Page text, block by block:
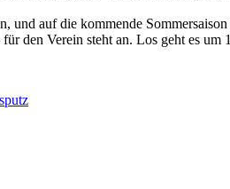
und auf die kommende
den Verein steht an. Los geht es